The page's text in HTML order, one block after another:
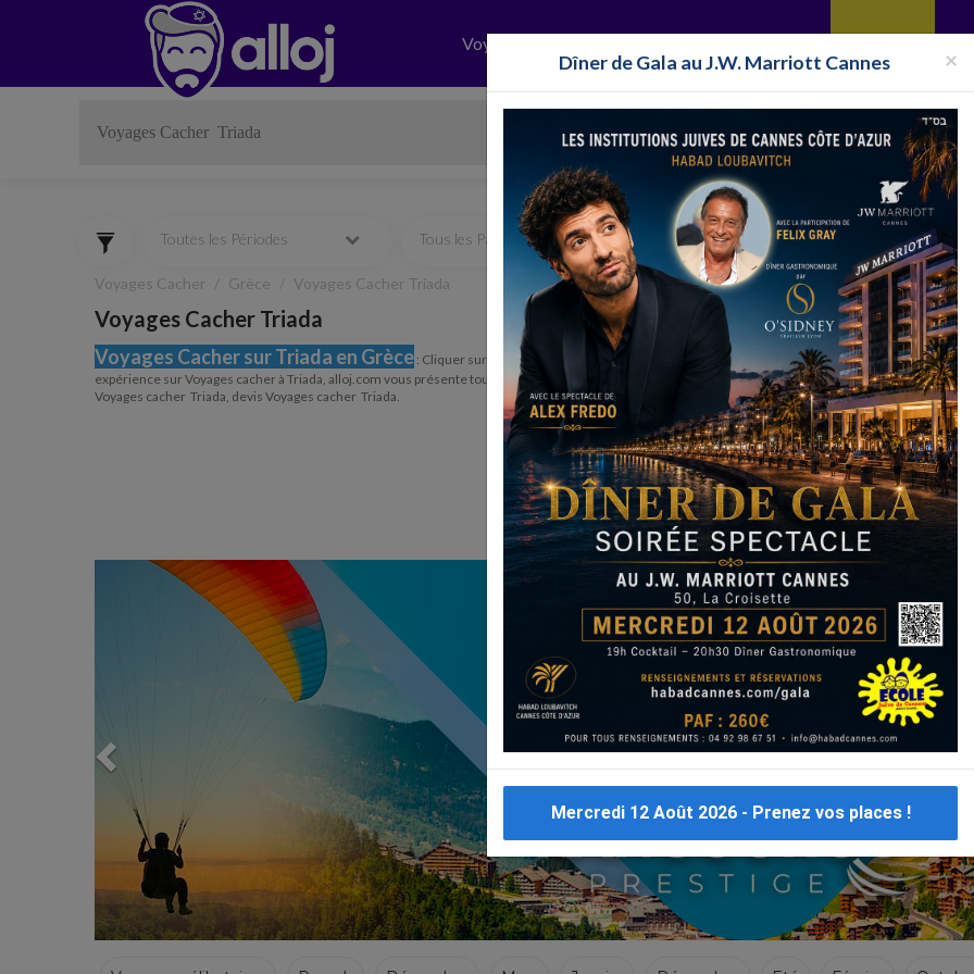
Voyages
Toutes les Périodes Tous les Pays Toutes les surveillances
Voyages Cacher Grèce Voyages Cacher Triada
Voyages Cacher Triada
Voyages Cacher sur Triada en Grèce : Cliquer sur le logo, le site internet, ou cliquez sur en savoir plus situé sous chaque nom dans la
expérience sur Voyages cacher à Triada, alloj.com vous présente toutes les informations sur
Voyages cacher Triada, Voyages cacher Triada pas cher,
Voyages cacher Triada, devis Voyages cacher Triada.
Voyages Cacher Triada 2019 fait partie de la liste des :
VOYAGES CACHER 2019
Voyages Cacher à Triada en Grèce ci dessous cliquez sur le 1er resultat merci.
Previous
×
Dîner de Gala au J.W. Marriott Cannes
Mercredi 12 Août 2026 - Prenez vos places !